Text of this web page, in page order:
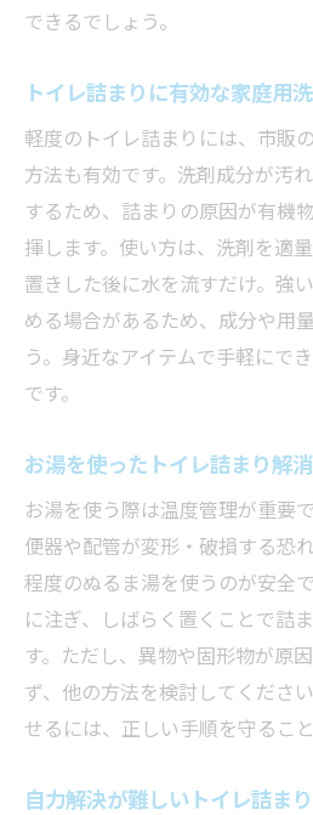
できるでしょう。
トイレ詰まりに有効な家庭用
軽度のトイレ詰まりには、市販
方法も有効です。洗剤成分が汚
するため、詰まりの原因が有機
揮します。使い方は、洗剤を適
置きした後に水を流すだけ。強
める場合があるため、成分や用
う。身近なアイテムで手軽にで
です。
お湯を使ったトイレ詰まり解
お湯を使う際は温度管理が重要
便器や配管が変形・破損する恐
程度のぬるま湯を使うのが安全
に注ぎ、しばらく置くことで詰
す。ただし、異物や固形物が原
ず、他の方法を検討してくださ
せるには、正しい手順を守ること
自力解決が難しいトイレ詰ま